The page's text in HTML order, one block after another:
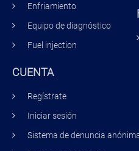
Enfriamiento
Equipo de diagnóstico
Fuel injection
CUENTA
Regístrate
Iniciar sesión
Sistema de denuncia